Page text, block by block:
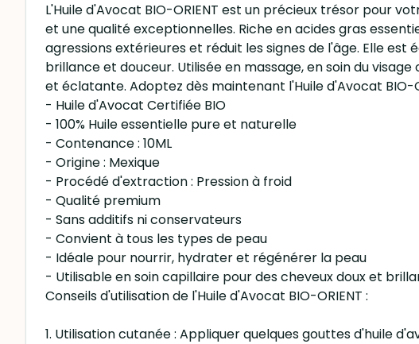
L'Huile d'Avocat BIO-ORIENT est un précieux trésor pour
et une qualité exceptionnelles. Riche en acides gras
agressions extérieures et réduit les signes de l'âge. Elle
brillance et douceur. Utilisée en massage, en soin du
et éclatante. Adoptez dès maintenant l'Huile d'Avocat BIO-
- Huile d'Avocat Certifiée BIO
- 100% Huile essentielle pure et naturelle
- Contenance : 10ML
- Origine : Mexique
- Procédé d'extraction : Pression à froid
- Qualité premium
- Sans additifs ni conservateurs
- Convient à tous les types de peau
- Idéale pour nourrir, hydrater et régénérer la peau
- Utilisable en soin capillaire pour des cheveux doux et
Conseils d'utilisation de l'Huile d'Avocat BIO-ORIENT :
1. Utilisation cutanée : Appliquer quelques gouttes d'huile